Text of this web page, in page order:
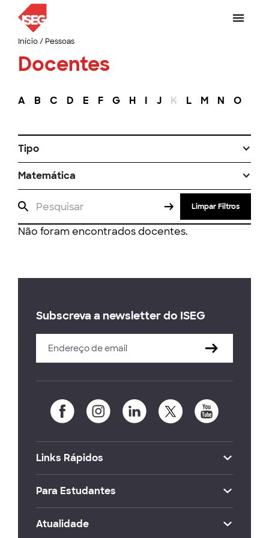
Início/ Pessoas
Docentes
A B C D E F G H I J K L M N O
Tipo
Matemática
Limpar Filtros
Não foram encontrados docentes.
Subscreva a newsletter do ISEG
Links Rápidos
Para Estudantes
Atualidade